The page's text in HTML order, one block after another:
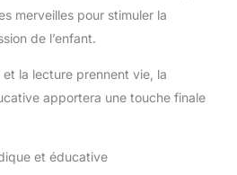
merveilles pour stimuler la
de l’enfant.
la lecture prennent vie, la
apportera une touche finale
et éducative